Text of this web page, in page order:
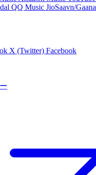
QQ Music JioSaavn/Gaana
X (Twitter) Facebook